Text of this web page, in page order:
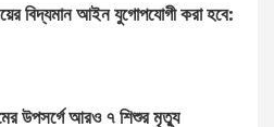
বিদ্যমান আইন যুগোপযোগী করা হবে:
উপসর্গে আরও ৭ শিশুর মৃত্যু